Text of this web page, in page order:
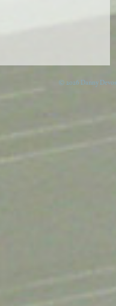
© 2026 Danny